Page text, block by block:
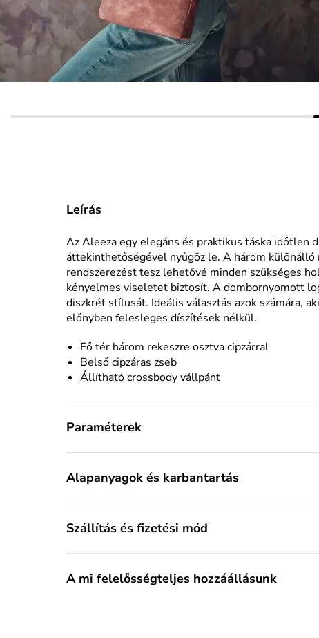
Leírás
Az Aleeza egy elegáns és praktikus táska időtlen
áttekinthetőségével nyűgöz le. A három különálló
rendszerezést tesz lehetővé minden szükséges
kényelmes viseletet biztosít. A dombornyomott
diszkrét stílusát. Ideális választás azok számára,
előnyben felesleges díszítések nélkül.
Fő tér három rekeszre osztva cipzárral
Belső cipzáras zseb
Állítható crossbody vállpánt
Paraméterek
Alapanyagok és karbantartás
Szállítás és fizetési mód
A mi felelősségteljes hozzáállásunk